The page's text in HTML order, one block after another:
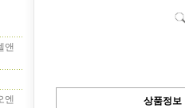
앤
엔
상품정보